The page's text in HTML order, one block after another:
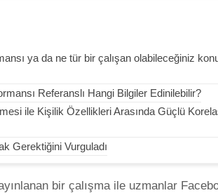
ya da ne tür bir çalışan olabileceğiniz
Referanslı Hangi Bilgiler Edinilebilir?
ile Kişilik Özellikleri Arasında Güçlü
Gerektiğini Vurguladı
bir çalışma ile uzmanlar